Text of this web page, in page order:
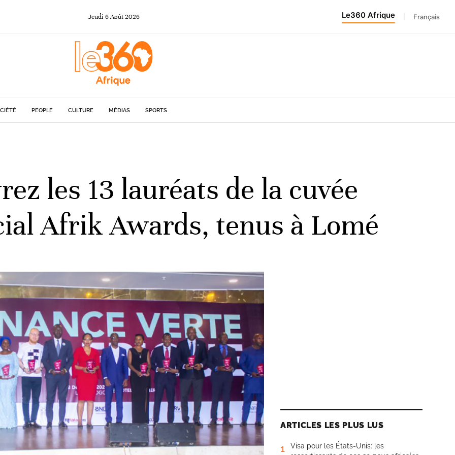
Jeudi 6Août 2026 Le360 Afrique Français
PEOPLE CULTURE MÉDIAS SPORTS
les 13 lauréats de la cuvée
Afrik Awards, tenus à Lomé
ARTICLES LES PLUS LUS
1
Visa pour les États-Unis: les